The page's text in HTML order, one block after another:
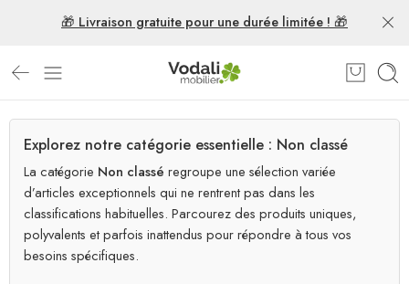
🎁 Livraison gratuite pour une durée limitée ! 🎁
Explorez notre catégorie essentielle : Non classé
La catégorie Non classé regroupe une sélection variée
d’articles exceptionnels qui ne rentrent pas dans les
classifications habituelles. Parcourez des produits uniques,
polyvalents et parfois inattendus pour répondre à tous vos
besoins spécifiques.